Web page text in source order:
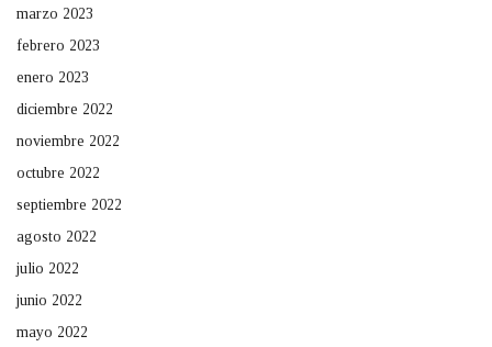
marzo 2023
febrero 2023
enero 2023
diciembre 2022
noviembre 2022
octubre 2022
septiembre 2022
agosto 2022
julio 2022
junio 2022
mayo 2022